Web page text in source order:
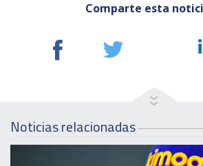
Comparte esta
Noticias relacionadas